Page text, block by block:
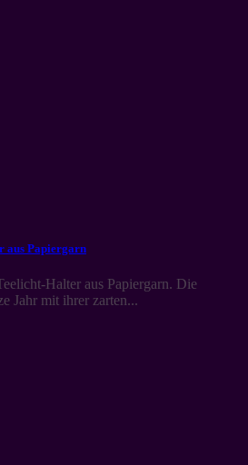
aus Papiergarn
Halter aus Papiergarn. Die
Jahr mit ihrer zarten...